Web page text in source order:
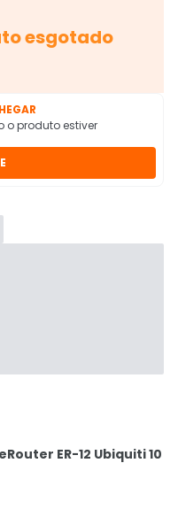
esgotado
o produto estiver
ER-12 Ubiquiti 10